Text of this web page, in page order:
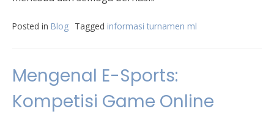
Posted in Blog Tagged informasi turnamen ml
Mengenal E-Sports:
Kompetisi Game Online